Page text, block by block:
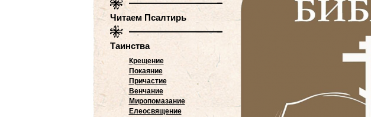
Читаем Псалтирь
Таинства
Крещение
Покаяние
Причастие
Венчание
Миропомазание
Елеосвящение